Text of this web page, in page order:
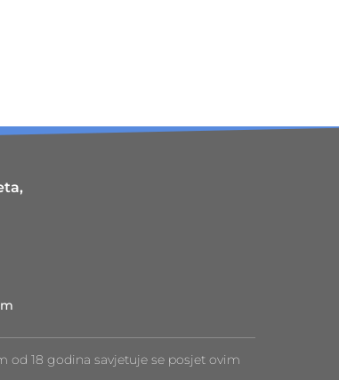
18 godina savjetuje se posjet ovim